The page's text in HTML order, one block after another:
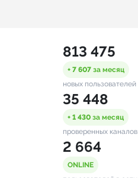
813 475
+ 7 607 за месяц
новых пользователей
35 448
+ 1 430 за месяц
проверенных каналов
2 664
ONLINE